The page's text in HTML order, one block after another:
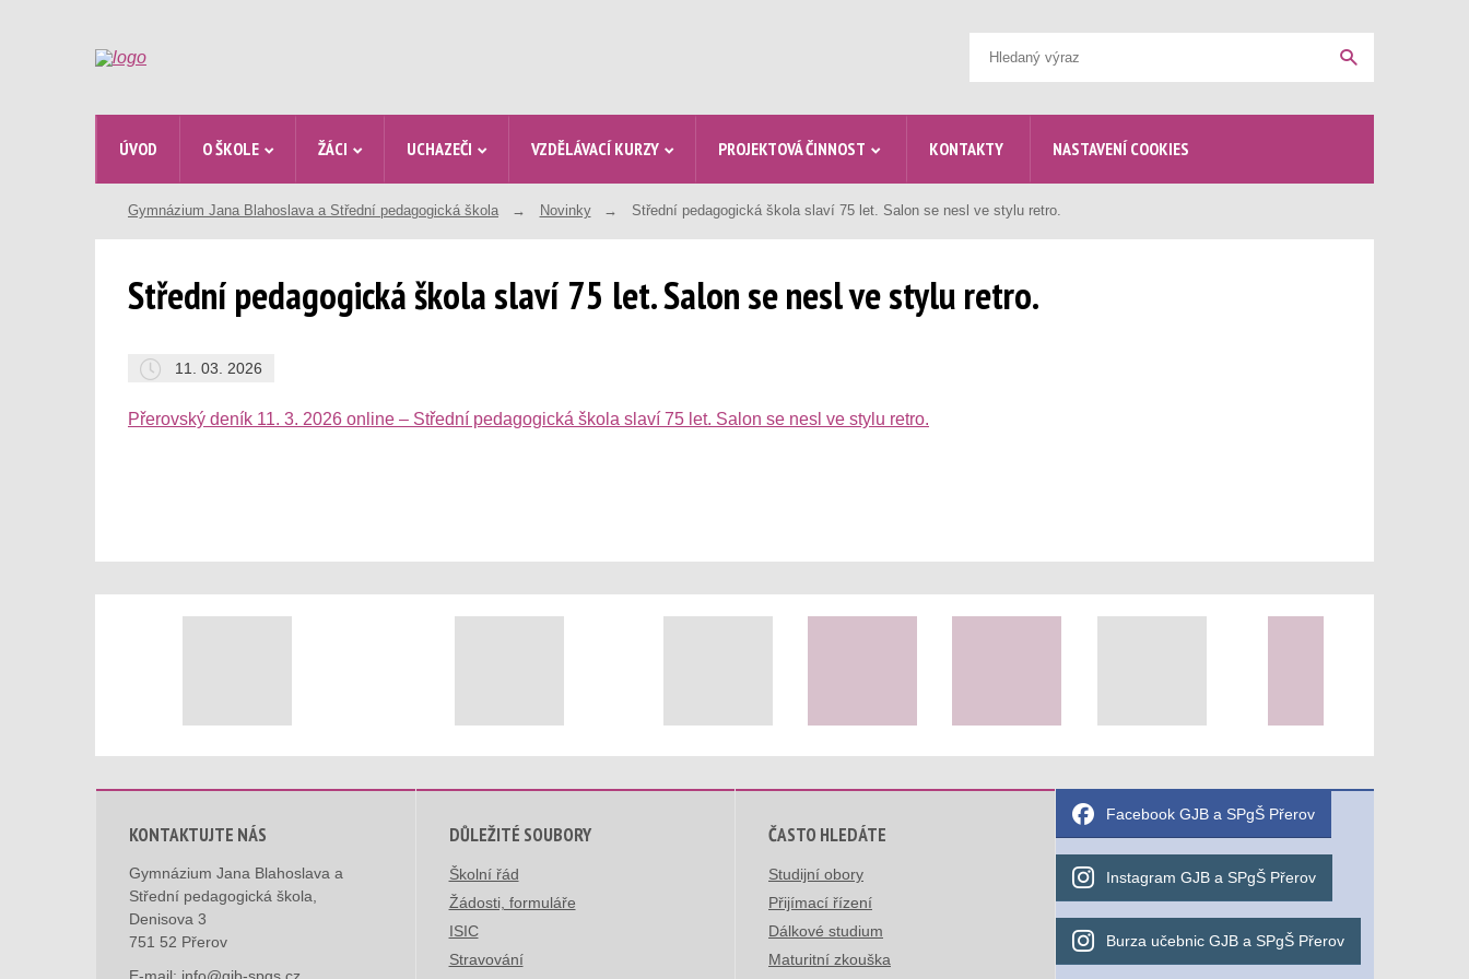
Hledat
ÚVOD O ŠKOLE ŽÁCI UCHAZEČI VZDĚLÁVACÍ KURZY PROJEKTOVÁ ČINNOST KONTAKTY NASTAVENÍ COOKIES
Gymnázium Jana Blahoslava a Střední pedagogická škola Novinky Střední pedagogická škola slaví 75 let. Salon se nesl ve stylu retro.
Střední pedagogická škola slaví 75 let. Salon se nesl ve stylu retro.
11. 03. 2026
Přerovský deník 11. 3. 2026 online – Střední pedagogická škola slaví 75 let. Salon se nesl ve stylu retro.
KONTAKTUJTE NÁS
Gymnázium Jana Blahoslava a
Střední pedagogická škola,
Denisova 3
751 52 Přerov
DŮLEŽITÉ SOUBORY
Školní řád
Žádosti, formuláře
ISIC
Stravování
ČASTO HLEDÁTE
Studijní obory
Přijímací řízení
Dálkové studium
Maturitní zkouška
Facebook GJB a SPgŠ Přerov
Instagram GJB a SPgŠ Přerov
Burza učebnic GJB a SPgŠ Přerov